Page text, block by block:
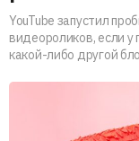
YouTube запустил
видеороликов, если у
какой-либо другой